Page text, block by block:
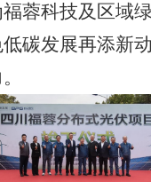
福蓉科技及区域绿
碳发展再添新动